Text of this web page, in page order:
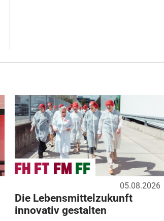
05.08.2026
Die Lebensmittelzukunft
innovativ gestalten